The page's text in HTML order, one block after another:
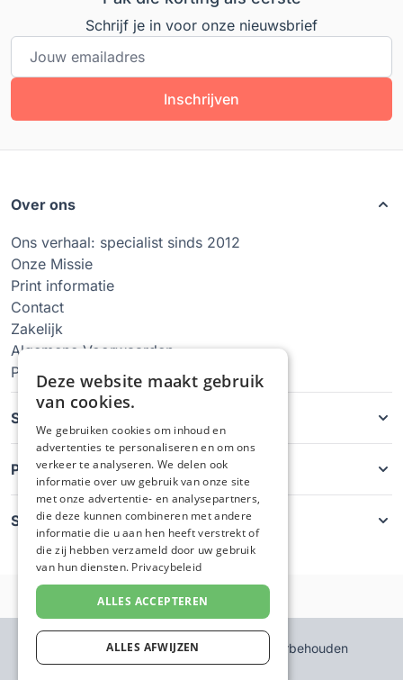
Schrijf je in voor onze nieuwsbrief
E-mailadres
Inschrijven
Over ons
Ons verhaal: specialist sinds 2012
Onze Missie
Print informatie
Contact
Zakelijk
Algemene Voorwaarden
Privacy Policy
Soorten hoesjes
Producten
Service
© GsmHoesjeMaken - Alle rechten voorbehouden
Deze website maakt gebruik
van cookies.
We gebruiken cookies om inhoud en
advertenties te personaliseren en om ons
verkeer te analyseren. We delen ook
informatie over uw gebruik van onze site
met onze advertentie- en analysepartners,
die deze kunnen combineren met andere
informatie die u aan hen heeft verstrekt of
die zij hebben verzameld door uw gebruik
van hun diensten. Privacybeleid
ALLES ACCEPTEREN
ALLES AFWIJZEN